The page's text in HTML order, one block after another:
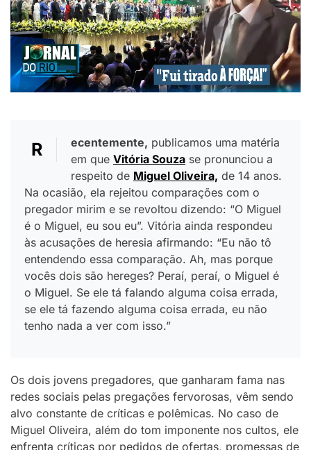
R ecentemente, publicamos uma matéria
em que Vitória Souza se pronunciou a
respeito de Miguel Oliveira, de 14 anos.
Na ocasião, ela rejeitou comparações com o
pregador mirim e se revoltou dizendo: “O Miguel
é o Miguel, eu sou eu”. Vitória ainda respondeu
às acusações de heresia afirmando: “Eu não tô
entendendo essa comparação. Ah, mas porque
vocês dois são hereges? Peraí, peraí, o Miguel é
o Miguel. Se ele tá falando alguma coisa errada,
se ele tá fazendo alguma coisa errada, eu não
tenho nada a ver com isso.”
Os dois jovens pregadores, que ganharam fama nas
redes sociais pelas pregações fervorosas, vêm sendo
alvo constante de críticas e polêmicas. No caso de
Miguel Oliveira, além do tom imponente nos cultos, ele
enfrenta críticas por pedidos de ofertas, promessas de